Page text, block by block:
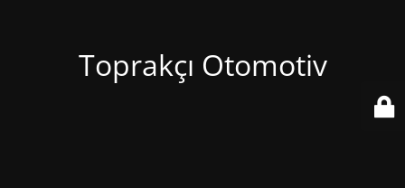
Toprakçı Otomotiv